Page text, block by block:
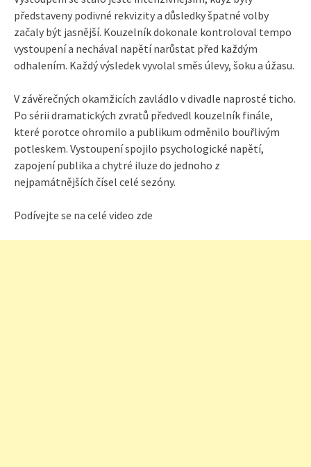
představeny podivné rekvizity a důsledky špatné volby
začaly být jasnější. Kouzelník dokonale kontroloval tempo
vystoupení a nechával napětí narůstat před každým
odhalením. Každý výsledek vyvolal směs úlevy, šoku a úžasu.
V závěrečných okamžicích zavládlo v divadle naprosté ticho.
Po sérii dramatických zvratů předvedl kouzelník finále,
které porotce ohromilo a publikum odměnilo bouřlivým
potleskem. Vystoupení spojilo psychologické napětí,
zapojení publika a chytré iluze do jednoho z
nejpamátnějších čísel celé sezóny.
Podívejte se na celé video zde